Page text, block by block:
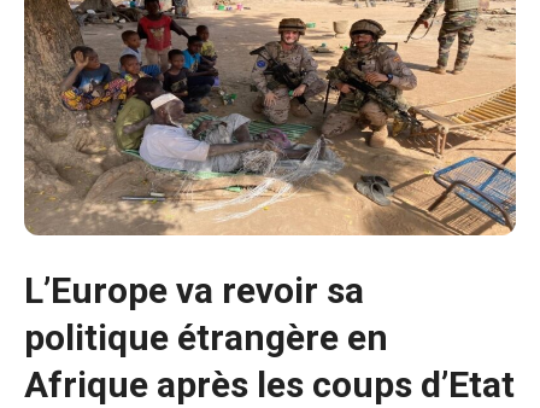
L’Europe va revoir sa
politique étrangère en
Afrique après les coups d’Etat